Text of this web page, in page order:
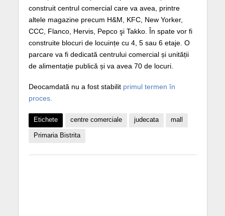
construit centrul comercial care va avea, printre
altele magazine precum H&M, KFC, New Yorker,
CCC, Flanco, Hervis, Pepco şi Takko. În spate vor fi
construite blocuri de locuințe cu 4, 5 sau 6 etaje. O
parcare va fi dedicată centrului comercial și unității
de alimentație publică și va avea 70 de locuri.
Deocamdată nu a fost stabilit primul termen în
proces.
Etichete centre comerciale judecata mall
Primaria Bistrita